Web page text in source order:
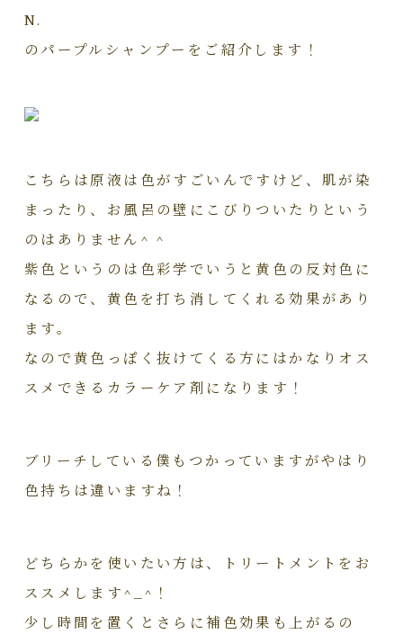
N.
のパープルシャンプーをご紹介します！
こちらは原液は色がすごいんですけど、肌が染
まったり、お風呂の壁にこびりついたりという
のはありません^ ^
紫色というのは色彩学でいうと黄色の反対色に
なるので、黄色を打ち消してくれる効果があり
ます。
なので黄色っぽく抜けてくる方にはかなりオス
スメできるカラーケア剤になります！
ブリーチしている僕もつかっていますがやはり
色持ちは違いますね！
どちらかを使いたい方は、トリートメントをお
ススメします^_^！
少し時間を置くとさらに補色効果も上がるの